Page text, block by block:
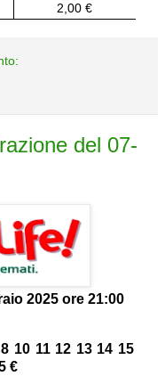
2,00 €
del 07-
2025 ore 21:00
10 11 12 13 14 15
€